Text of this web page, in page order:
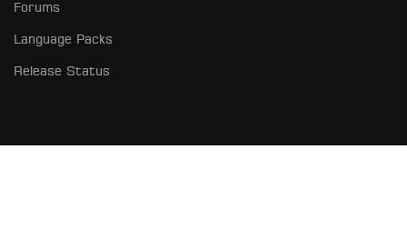
Forums
Language Packs
Release Status